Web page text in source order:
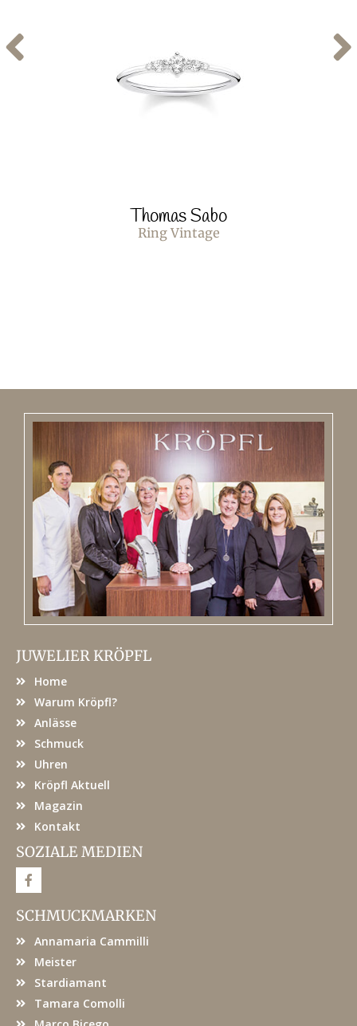
Thomas Sabo
Ring Vintage
JUWELIER KRÖPFL
Home
Warum Kröpfl?
Anlässe
Schmuck
Uhren
Kröpfl Aktuell
Magazin
Kontakt
SOZIALE MEDIEN
F
a
e
b
o
SCHMUCKMARKEN
Annamaria Cammilli
Meister
Stardiamant
Tamara Comolli